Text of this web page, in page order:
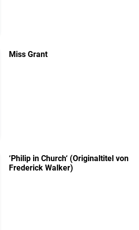
Miss Grant
‘Philip in Church‘ (Originaltitel von
Frederick Walker)